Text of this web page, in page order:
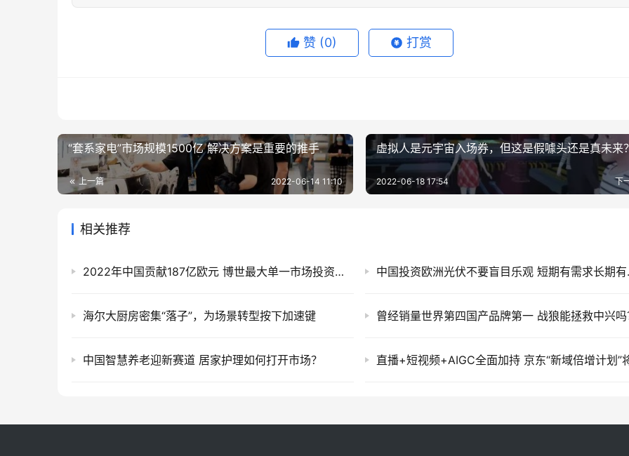
赞 (0) 打赏
“套系家电”市场规模1500亿 解决方案是重要的推手
上一篇 2022-06-14 11:10
虚拟人是元宇宙入场券，但这是假噱头还是真未来？
下
2022-06-18 17:54
相关推荐
2022年中国贡献187亿欧元 博世最大单一市场投资提速 中国投
海尔大厨房密集“落子”，为场景转型按下加速键 曾经销量世界第四国产品牌第一 战狼能拯救中兴吗
中国智慧养老迎新赛道 居家护理如何打开市场？